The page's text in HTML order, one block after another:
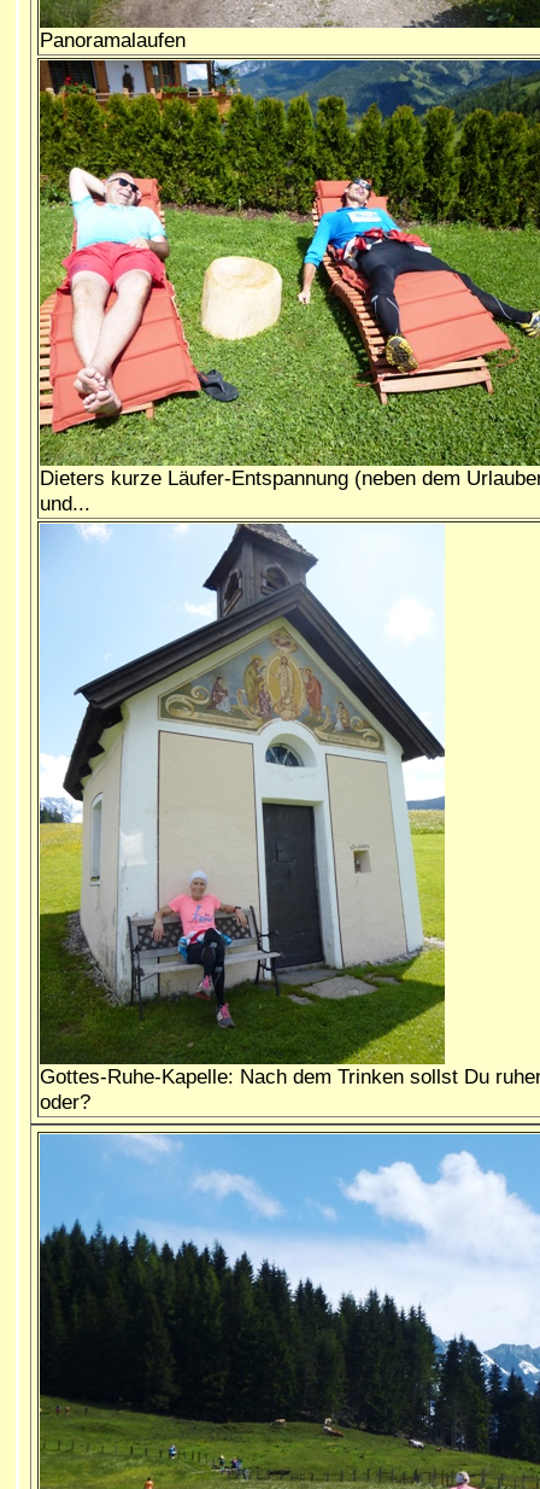
Panoramalaufen
Dieters kurze Läufer-Entspannung (neben dem
und...
Gottes-Ruhe-Kapelle: Nach dem Trinken sollst Du
oder?